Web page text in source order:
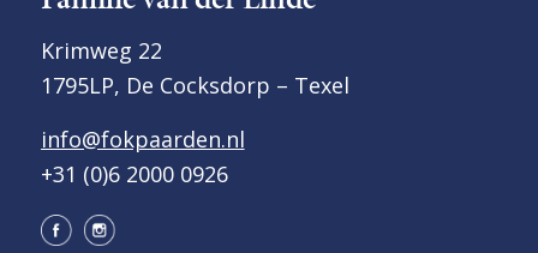
Krimweg 22
1795LP, De Cocksdorp – Texel
info@fokpaarden.nl
+31 (0)6 2000 0926